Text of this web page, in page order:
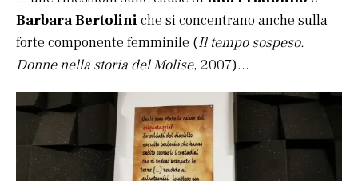
Barbara Bertolini che si concentrano anche sulla
forte componente femminile (Il tempo sospeso.
Donne nella storia del Molise, 2007)…